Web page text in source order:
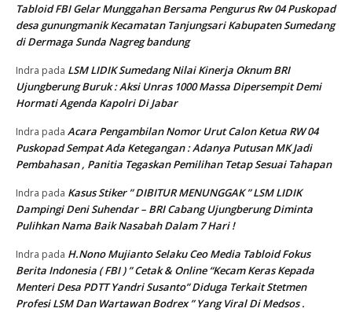
Tabloid FBI Gelar Munggahan Bersama Pengurus Rw 04 Puskopad
desa gunungmanik Kecamatan Tanjungsari Kabupaten Sumedang
di Dermaga Sunda Nagreg bandung
Indra pada LSM LIDIK Sumedang Nilai Kinerja Oknum BRI
Ujungberung Buruk : Aksi Unras 1000 Massa Dipersempit Demi
Hormati Agenda Kapolri Di Jabar
Indra pada Acara Pengambilan Nomor Urut Calon Ketua RW 04
Puskopad Sempat Ada Ketegangan : Adanya Putusan MK Jadi
Pembahasan , Panitia Tegaskan Pemilihan Tetap Sesuai Tahapan
Indra pada Kasus Stiker ” DIBITUR MENUNGGAK ” LSM LIDIK
Dampingi Deni Suhendar – BRI Cabang Ujungberung Diminta
Pulihkan Nama Baik Nasabah Dalam 7 Hari !
Indra pada H.Nono Mujianto Selaku Ceo Media Tabloid Fokus
Berita Indonesia ( FBI ) ” Cetak & Online “Kecam Keras Kepada
Menteri Desa PDTT Yandri Susanto” Diduga Terkait Stetmen
Profesi LSM Dan Wartawan Bodrex ” Yang Viral Di Medsos .